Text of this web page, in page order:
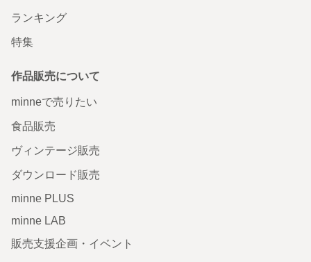
ランキング
特集
作品販売について
minneで売りたい
食品販売
ヴィンテージ販売
ダウンロード販売
minne PLUS
minne LAB
販売支援企画・イベント